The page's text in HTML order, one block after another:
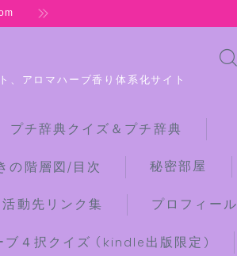
、アロマハーブ香り体系化サイト
チ辞典クイズ＆プチ辞典
の階層図/目次 秘密部屋
動先リンク集 プロフィール
４択クイズ (kindle出版限定)